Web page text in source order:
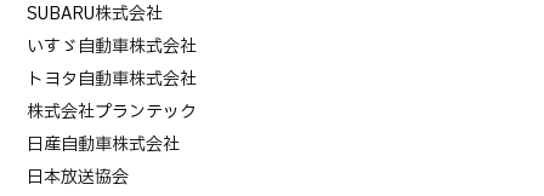
SUBARU株式会社
いすゞ自動車株式会社
トヨタ自動車株式会社
株式会社プランテック
日産自動車株式会社
日本放送協会